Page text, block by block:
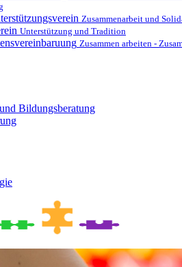
Zusammenarbeit und
Unterstützung und Tradition
Zusammen arbeiten -
Bildungsberatung